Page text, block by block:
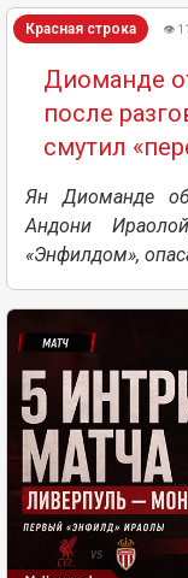
Красная строка 👁
Диоманде
после
смутил
Ян Диоманде
Андони
«Энфилдом»,